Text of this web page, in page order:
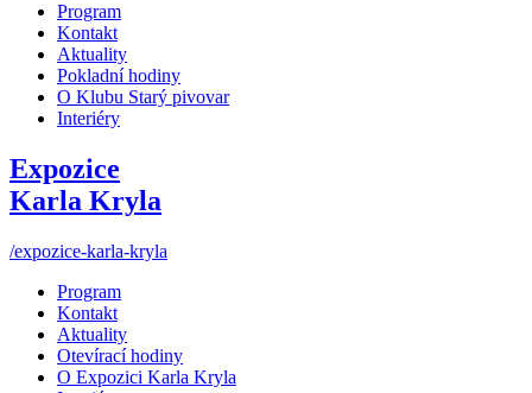
Program
Kontakt
Aktuality
Pokladní hodiny
O Klubu Starý pivovar
Interiéry
Expozice
Karla Kryla
/expozice-karla-kryla
Program
Kontakt
Aktuality
Otevírací hodiny
O Expozici Karla Kryla